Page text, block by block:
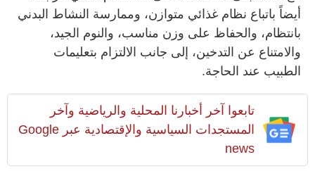
أيضاً باتباع نظام غذائي متوازن، وممارسة النشاط البدني
بانتظام، والحفاظ على وزن مناسب، والنوم الجيد،
والامتناع عن التدخين، إلى جانب الالتزام بتعليمات
الطبيب عند الحاجة.
تابعوا آخر أخبارنا المحلية والرياضية وآخر
المستجدات السياسية والإقتصادية عبر Google
news